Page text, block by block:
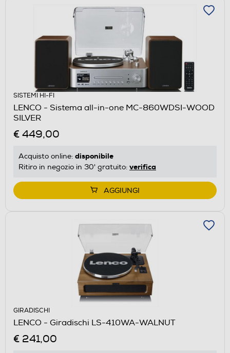
SISTEMI HI-FI
LENCO - Sistema all-in-one MC-860WDSI-WOOD
SILVER
€ 449,00
Acquisto online: disponibile
Ritiro in negozio in 30' gratuito: verifica
AGGIUNGI
GIRADISCHI
LENCO - Giradischi LS-410WA-WALNUT
€ 241,00